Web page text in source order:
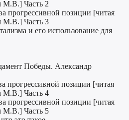
М.В.] Часть 2
прогрессивной позиции [читая
М.В.] Часть 3
и его использование для
Победы. Александр
прогрессивной позиции [читая
М.В.] Часть 4
прогрессивной позиции [читая
М.В.] Часть 5